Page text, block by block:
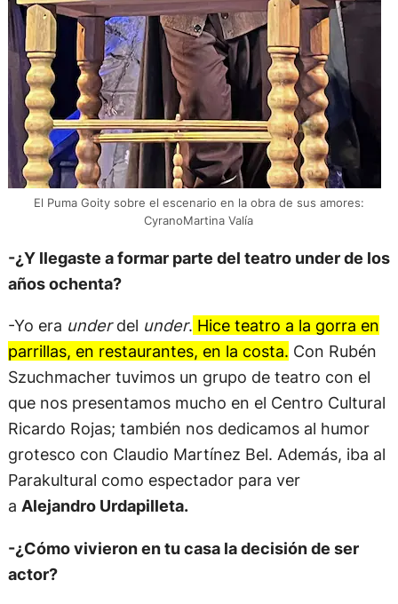
El Puma Goity sobre el escenario en la obra de sus amores:
CyranoMartina Valía
-¿Y llegaste a formar parte del teatro under de los
años ochenta?
-Yo era underdel under. Hice teatro a la gorra en
parrillas, en restaurantes, en la costa. Con Rubén
Szuchmacher tuvimos un grupo de teatro con el
que nos presentamos mucho en el Centro Cultural
Ricardo Rojas; también nos dedicamos al humor
grotesco con Claudio Martínez Bel. Además, iba al
Parakultural como espectador para ver
a Alejandro Urdapilleta.
-¿Cómo vivieron en tu casa la decisión de ser
actor?